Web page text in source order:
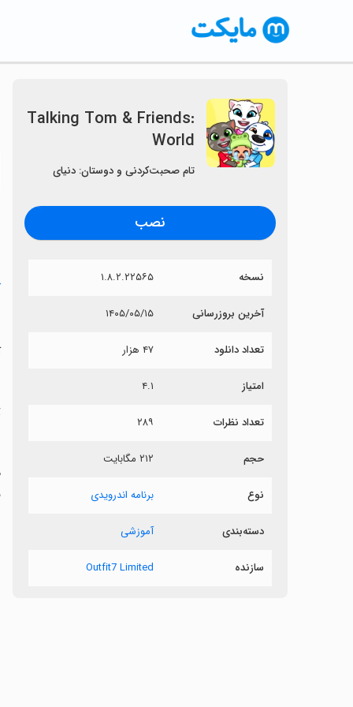
Talking Tom & Friends:
World
تام صحبت‌کردنی و دوستان: دنیای
نصب
نسخه ۱.۸.۲.۲۲۵۶۵
آخرین بروزرسانی ۱۴۰۵/۰۵/۱۵
تعداد دانلود ۴۷ هزار
امتیاز ۴.۱
تعداد نظرات ۲۸۹
حجم ۲۱۲ مگابایت
نوع برنامه اندرویدی
دسته‌بندی آموزشی
سازنده Outfit7 Limited